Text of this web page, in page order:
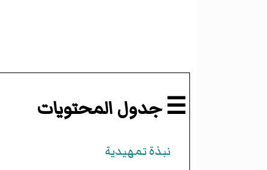
☰ جدول المحتويات
نبذة تمهيدية